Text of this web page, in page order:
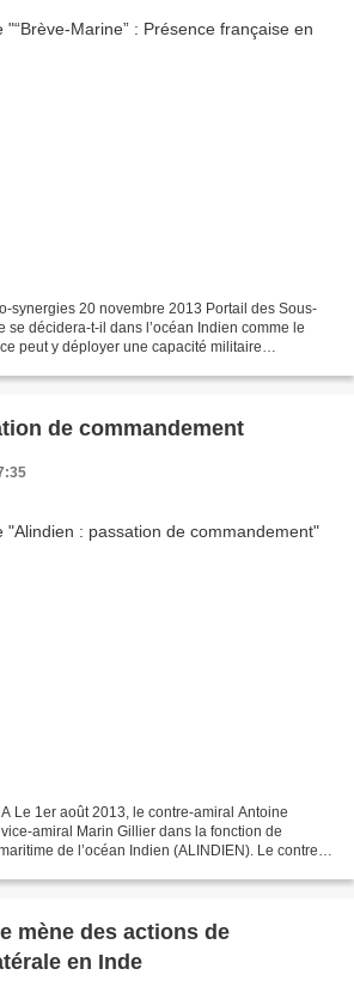
synergies 20 novembre 2013 Portail des Sous-
se décidera-t-il dans l’océan Indien comme le
peut y déployer une capacité militaire
de commandement
Le 1er août 2013, le contre-amiral Antoine
amiral Marin Gillier dans la fonction de
de l’océan Indien (ALINDIEN). Le contre-
mène des actions de
en Inde